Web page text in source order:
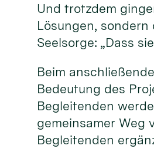
Und trotzdem
Lösungen,
Seelsorge: „Dass
Beim
Bedeutung des
Begleitenden
gemeinsamer Weg
Begleitenden